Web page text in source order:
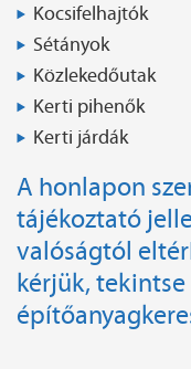
Kocsifelhajtók
Sétányok
Közlekedőutak
Kerti pihenők
Kerti járdák
A honlapon
tájékoztató
valóságtól
kérjük,